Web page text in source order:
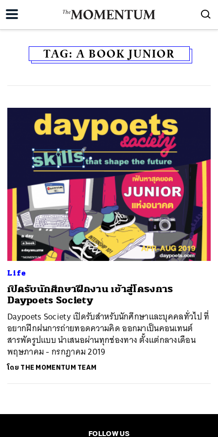
TAG:A BOOK JUNIOR
Life
เปิดรับนักศึกษาฝึกงาน เข้าสู่โครงการ
Daypoets Society
Daypoets Society เปิดรับสำหรับนักศึกษาและบุคคลทั่วไป ที่
อยากฝึกฝนการถ่ายทอดความคิด ออกมาเป็นคอนเทนต์
สารพัดรูปแบบ นำเสนอผ่านทุกช่องทาง ตั้งแต่กลางเดือน
พฤษภาคม - กรกฎาคม 2019
โดย THE MOMENTUM TEAM
FOLLOW US
ค้นหา
SHARE TWEET LINE EMAIL